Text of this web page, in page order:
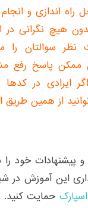
راه اندازی و
هیچ نگرانی
سوالتان را
ممکن پاسخ رفع
ایرادی در کدها
از همین طریق
پیشنهادات خود را
این آموزش در
حمایت کنید.